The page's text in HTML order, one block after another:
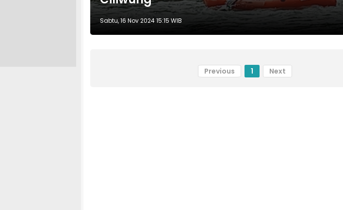
Sabtu, 16 Nov 2024 15:15 WIB
Previous 1 Next